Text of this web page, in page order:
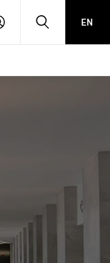
PŘIHLÁSIT HLEDATEN